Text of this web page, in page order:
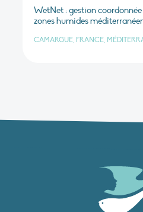
WetNet : gestion coordonnée
zones humides
CAMARGUE, FRANCE,